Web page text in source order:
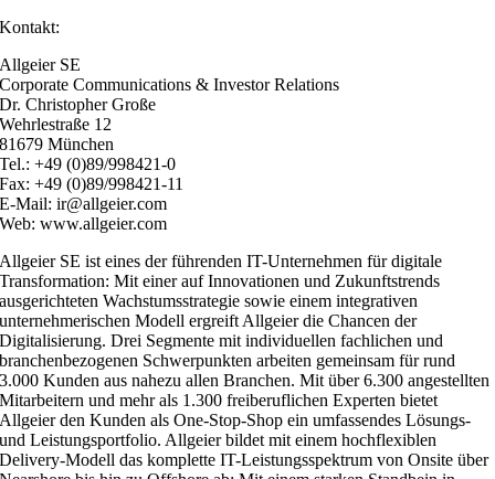
Kontakt:
Allgeier SE
Corporate Communications & Investor Relations
Dr. Christopher Große
Wehrlestraße 12
81679 München
Tel.: +49 (0)89/998421-0
Fax: +49 (0)89/998421-11
E-Mail: ir@allgeier.com
Web: www.allgeier.com
Allgeier SE ist eines der führenden IT-Unternehmen für digitale
Transformation: Mit einer auf Innovationen und Zukunftstrends
ausgerichteten Wachstumsstrategie sowie einem integrativen
unternehmerischen Modell ergreift Allgeier die Chancen der
Digitalisierung. Drei Segmente mit individuellen fachlichen und
branchenbezogenen Schwerpunkten arbeiten gemeinsam für rund
3.000 Kunden aus nahezu allen Branchen. Mit über 6.300 angestellten
Mitarbeitern und mehr als 1.300 freiberuflichen Experten bietet
Allgeier den Kunden als One-Stop-Shop ein umfassendes Lösungs-
und Leistungsportfolio. Allgeier bildet mit einem hochflexiblen
Delivery-Modell das komplette IT-Leistungsspektrum von Onsite über